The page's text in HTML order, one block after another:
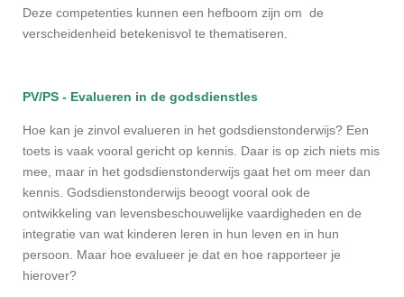
Deze competenties kunnen een hefboom zijn om de
verscheidenheid betekenisvol te thematiseren.
PV/PS - Evalueren in de godsdienstles
Hoe kan je zinvol evalueren in het godsdienstonderwijs? Een
toets is vaak vooral gericht op kennis. Daar is op zich niets mis
mee, maar in het godsdienstonderwijs gaat het om meer dan
kennis. Godsdienstonderwijs beoogt vooral ook de
ontwikkeling van levensbeschouwelijke vaardigheden en de
integratie van wat kinderen leren in hun leven en in hun
persoon. Maar hoe evalueer je dat en hoe rapporteer je
hierover?